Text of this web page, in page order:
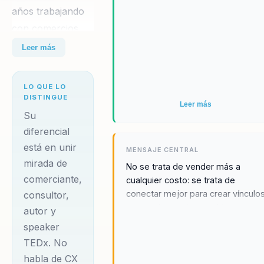
años trabajando
servicios, hoteles,
municipios,
cámaras y
equipos que
necesitan
convertir cada
interacción en
una oportunidad
de vínculo. Juan
Francisco Retali
es TEDx Speaker,
Leer más
LO QUE LO
DISTINGUE
Su
diferencial
está en unir
mirada de
comerciante,
consultor,
autor y
speaker
TEDx. No
habla de CX
Leer más
MENSAJE CENTRAL
No se trata de vender más a
cualquier costo: se trata de
conectar mejor para crear